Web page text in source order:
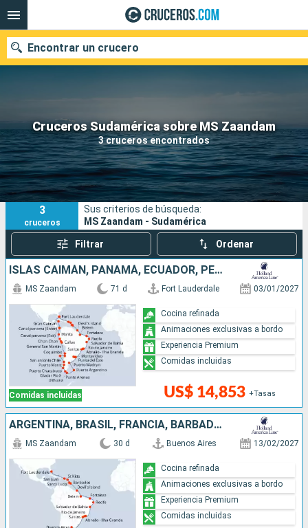
Cruceros Sudamérica sobre MS Zaandam
3 cruceros encontrados
Encontrar un crucero
Nuestros destinos
Fecha de salida
Puertos Compañías
Buscar
3
cruceros
Sus criterios de búsqueda:
MS Zaandam - Sudamérica
Filtrar Ordenar
ISLAS CAIMÁN, PANAMÁ, ECUADOR, PERÚ, CHILE, ARGENTINA, ISLAS MALVINAS, URUGUAY, BRASIL, FRANCIA, BARBADOS, SANTA LUCIA, ANTIGUA Y BARBUDA, PUERTO RICO, ESTADOS UNIDOS
Comidas incluidas
MS Zaandam 71 d Fort Lauderdale 03/01/2027
US$ 14,853 +Tasas
Cocina refinada
Animaciones exclusivas a bordo
Experiencia Premium
Comidas incluidas
ARGENTINA, BRASIL, FRANCIA, BARBADOS, SANTA LUCIA, ANTIGUA Y BARBUDA, PUERTO RICO, ESTADOS UNIDOS
MS Zaandam 30 d Buenos Aires 13/02/2027
Cocina refinada
Animaciones exclusivas a bordo
Experiencia Premium
Comidas incluidas